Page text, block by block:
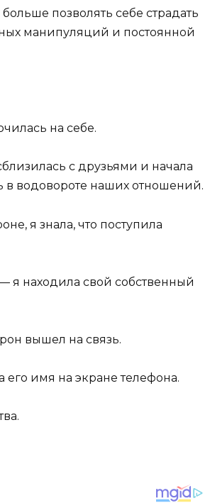
позволять себе страдать
манипуляций и постоянной
на себе.
с друзьями и начала
в водовороте наших отношений.
я знала, что поступила
я находила свой собственный
вышел на связь.
его имя на экране телефона.